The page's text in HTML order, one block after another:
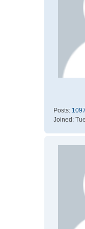
Posts:
Joined: